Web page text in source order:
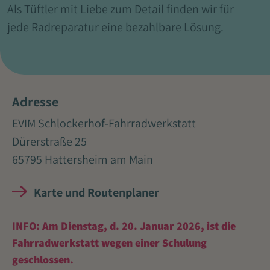
Als Tüftler mit Liebe zum Detail finden wir für
jede Radreparatur eine bezahlbare Lösung.
Adresse
EVIM Schlockerhof-Fahrradwerkstatt
Dürerstraße 25
65795 Hattersheim am Main
Karte und Routenplaner
INFO: Am Dienstag, d. 20. Januar 2026, ist die
Fahrradwerkstatt wegen einer Schulung
geschlossen.